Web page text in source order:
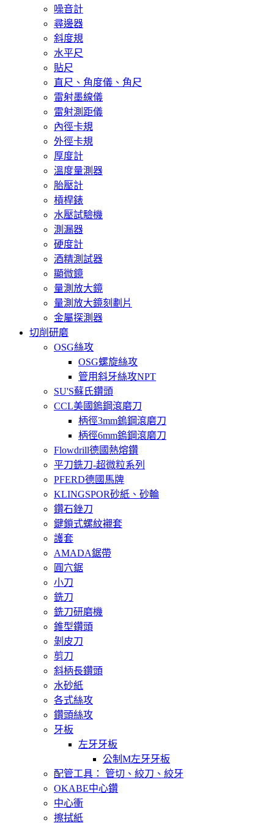
噪音計
尋邊器
斜度規
水平尺
貼尺
直尺、角度儀、角尺
雷射墨線儀
雷射測距儀
內徑卡規
外徑卡規
厚度計
溫度量測器
胎壓計
槓桿錶
水壓試驗機
測漏器
硬度計
酒精測試器
顯微鏡
量測放大鏡
量測放大鏡刻劃片
金屬探測器
切削研磨
OSG絲攻
OSG螺旋絲攻
管用斜牙絲攻NPT
SU'S蘇氏鑽頭
CCL美國鎢鋼滾磨刀
柄徑3mm鎢鋼滾磨刀
柄徑6mm鎢鋼滾磨刀
Flowdrill德國熱熔鑽
平刀銑刀-超微粒系列
PFERD德國馬牌
KLINGSPOR砂紙、砂輪
鑽石銼刀
鍵鎖式螺紋襯套
護套
AMADA鋸帶
圓穴鋸
小刀
銑刀
銑刀研磨機
錐型鑽頭
剝皮刀
剪刀
斜柄長鑽頭
水砂紙
各式絲攻
鑽頭絲攻
牙板
左牙牙板
公制M左牙牙板
配管工具： 管切、絞刀、絞牙
OKABE中心鑽
中心衝
擦拭紙